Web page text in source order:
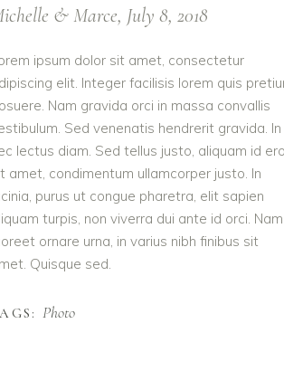
& Marce, July 8, 2018
ipsum dolor sit amet, consectetur
elit. Integer facilisis lorem quis
Nam gravida orci in massa convallis
Sed venenatis hendrerit gravida. In
lectus diam. Sed tellus justo, aliquam id
amet, condimentum ullamcorper justo. In
purus ut congue pharetra, elit sapien
turpis, non viverra dui ante id orci. Nam
ornare urna, in varius nibh finibus sit
Quisque sed.
Photo